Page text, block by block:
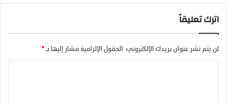
اترك تعليقاً
لن يتم نشر عنوان بريدك الإلكتروني. الحقول الإلزامية مشار إليها بـ *